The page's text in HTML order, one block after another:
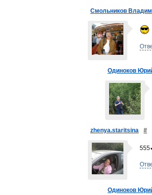
Смольников
Одиноков
zhenya.staritsina #
Одиноков